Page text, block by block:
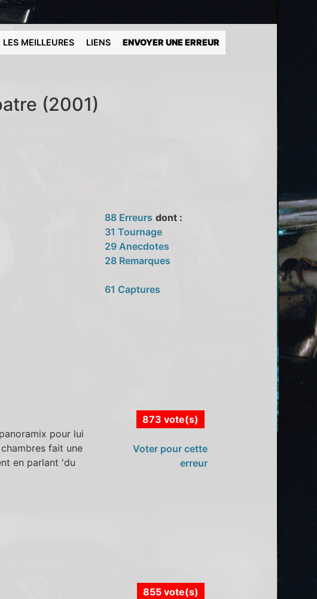
LES MEILLEURES LIENS ENVOYER UNE ERREUR
(2001)
88 Erreurs dont :
31 Tournage
29 Anecdotes
28 Remarques
61 Captures
pour lui
fait une
en parlant 'du
873 vote(s)
Voter pour cette
erreur
855 vote(s)